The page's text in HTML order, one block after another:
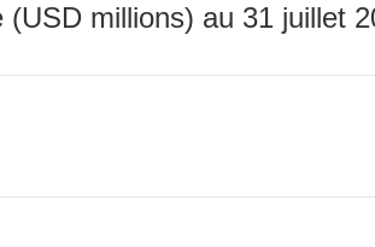
millions) au 31 juillet